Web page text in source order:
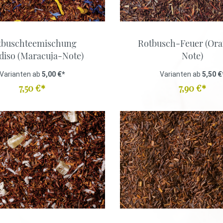
Kräutertee
Ayurveda
Lose
Mischungen
Aromatisiert
(Maracuja-Note)
Varianten ab 5,00 €*
7,50 €*
Rotbusch-Feuer
Note)
Varianten ab 5,50
7,90 €*
Kräutertee
Aromatisiert